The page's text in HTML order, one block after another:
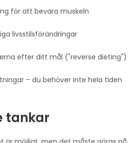
för att bevara muskeln
livsstilsförändringar
efter ditt mål ("reverse dieting")
– du behöver inte hela tiden
tankar